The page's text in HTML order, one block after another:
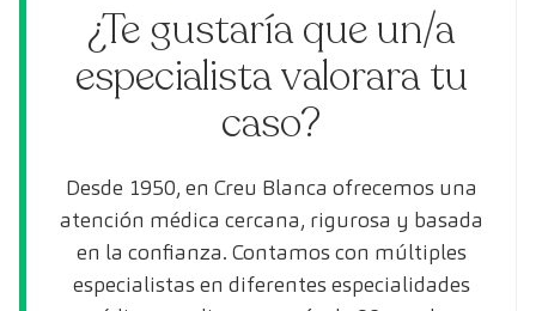
¿Te gustaría que un/a
especialista valorara tu
caso?
Desde 1950, en Creu Blanca ofrecemos una
atención médica cercana, rigurosa y basada
en la confianza. Contamos con múltiples
especialistas en diferentes especialidades